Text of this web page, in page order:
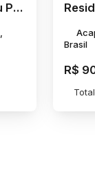
Rembrandt Revelado: Seu Pedacinho de Paraíso no Jardim Acapulco - Guarujá.
R$
Brasil